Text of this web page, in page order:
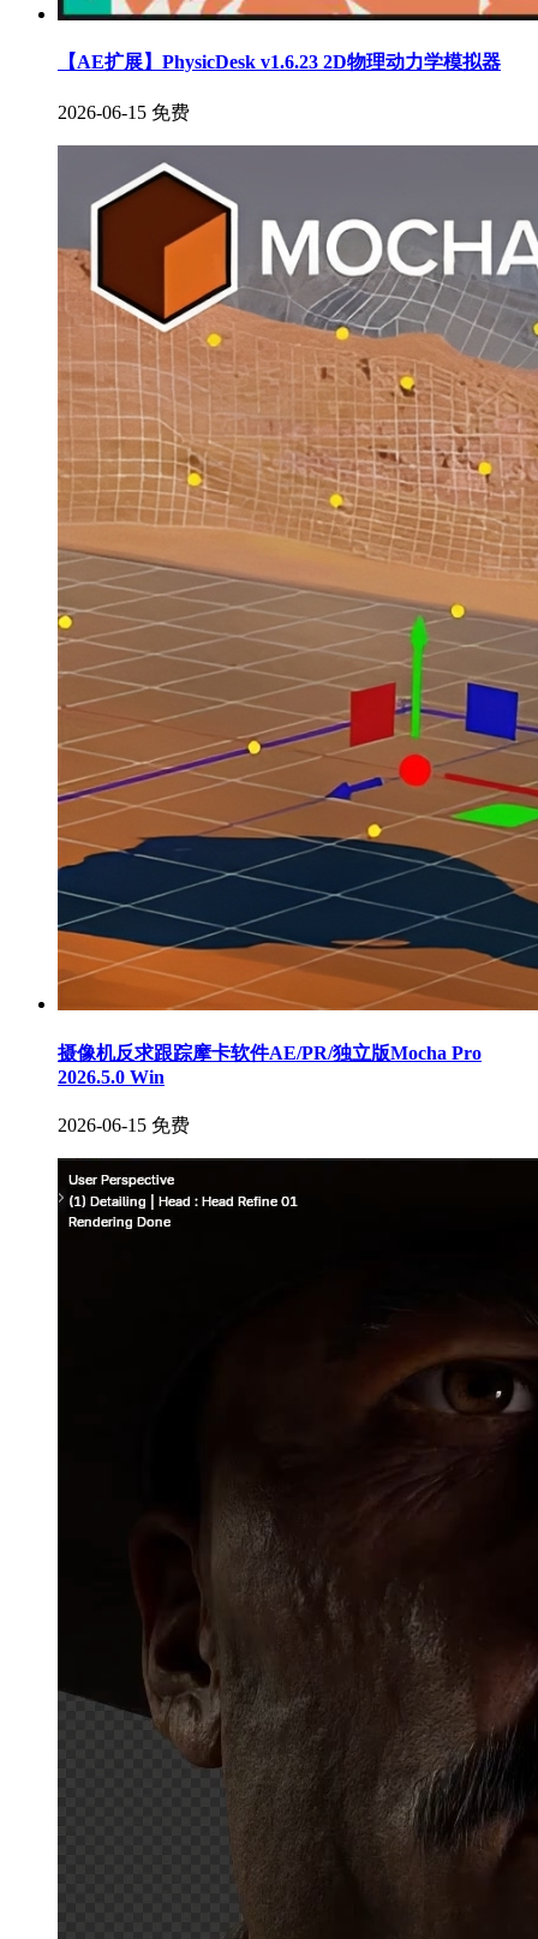
【AE扩展】PhysicDesk v1.6.23 2D物理动力学模拟器
2026-06-15 免费
摄像机反求跟踪摩卡软件AE/PR/独立版Mocha Pro
2026.5.0 Win
2026-06-15 免费